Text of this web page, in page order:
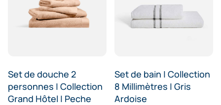
Set de douche 2
personnes | Collection
Grand Hôtel | Peche
Set de bain | Collection
8 Millimètres | Gris
Ardoise